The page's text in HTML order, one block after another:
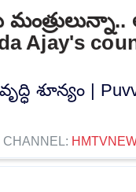
Ajay's
శూన్యం |
CHANNEL: